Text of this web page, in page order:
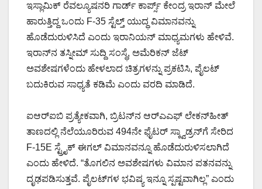
ಇಸ್ಲಾಮಿಕ್ ರೆವಲ್ಯೂಷನರಿ ಗಾರ್ಡ್ ಕಾರ್ಪ್ಸ್ ಕೇಂದ್ರ ಇರಾನ್ ಮೇಲೆ
ಹಾರುತ್ತಿದ್ದ ಒಂದು F-35 ಸ್ಟೆಲ್ತ್ ಯುದ್ಧ ವಿಮಾನವನ್ನು
ಹೊಡೆದುರುಳಿಸಿದೆ ಎಂದು ಇರಾನಿಯನ್ ಮಾಧ್ಯಮಗಳು ಹೇಳಿವೆ.
ಇರಾನ್‌ನ ತಸ್ನೀಮ್ ಸುದ್ದಿ ಸಂಸ್ಥೆ, ಅಮೆರಿಕನ್ ಜೆಟ್
ಅವಶೇಷಗಳೆಂದು ಹೇಳಲಾದ ಚಿತ್ರಗಳನ್ನು ಪ್ರಕಟಿಸಿ, ಪೈಲಟ್
ಬದುಕಿರುವ ಸಾಧ್ಯತೆ ಕಡಿಮೆ ಎಂದು ವರದಿ ಮಾಡಿದೆ.
ಐಆರ್‌ಐಬಿ ಪ್ರತ್ಯೇಕವಾಗಿ, ಬ್ರಿಟನ್‌ನ ಆರ್‌ಎಎಫ್ ಲೇಕನ್‌ಹೀತ್
ತಾಣದಲ್ಲಿ ನೆಲೆಯೂರಿರುವ 494ನೇ ಫೈಟರ್ ಸ್ಕ್ವಾಡ್ರನ್‌ಗೆ ಸೇರಿದ
F-15E ಸ್ಟ್ರೈಕ್ ಈಗಲ್ ವಿಮಾನವನ್ನೂ ಹೊಡೆದುರುಳಿಸಲಾಗಿದೆ
ಎಂದು ಹೇಳಿದೆ. “ತೊಗಲಿನ ಅವಶೇಷಗಳು ವಿಮಾನ ಪತನವನ್ನು
ದೃಢಪಡಿಸುತ್ತವೆ. ಪೈಲಟ್‌ಗಳ ಭವಿಷ್ಯ ಇನ್ನೂ ಸ್ಪಷ್ಟವಾಗಿಲ್ಲ” ಎಂದು